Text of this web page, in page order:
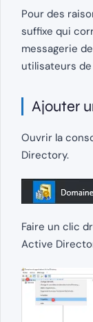
Pour des
suffixe qui
messagerie
utilisateurs de
Ajouter
Ouvrir la
Directory.
Faire un clic
Active